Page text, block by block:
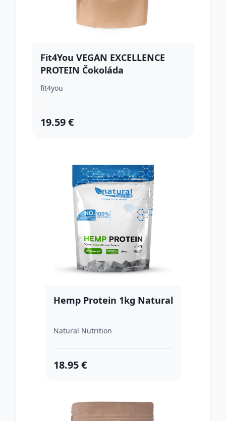
Fit4You VEGAN EXCELLENCE
PROTEIN Čokoláda
fit4you
19.59 €
Hemp Protein 1kg Natural
Natural Nutrition
18.95 €